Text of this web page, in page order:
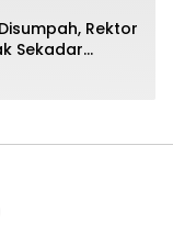
Rektor
Sekadar